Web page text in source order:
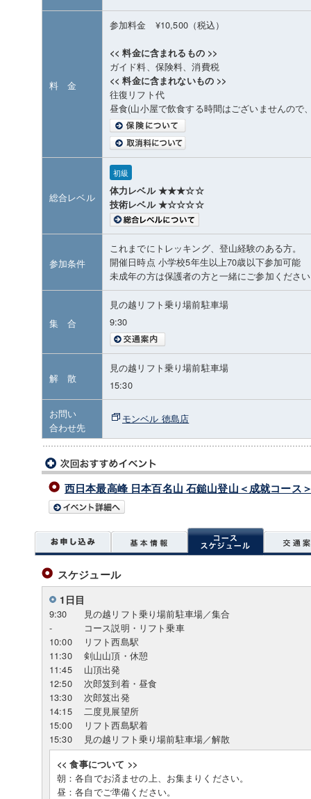
料 金
参加料金 ¥10,500（税込）
<< 料金に含まれるもの >>
ガイド料、保険料、消費税
<< 料金に含まれないもの >>
往復リフト代
昼食(山小屋で飲食する時間はございませんので
総合レベル
初級
体力レベル ★★★☆☆
技術レベル ★☆☆☆☆
参加条件
これまでにトレッキング、登山経験のある方。
開催日時点 小学校5年生以上70歳以下参加可能
未成年の方は保護者の方と一緒にご参加くださ
集 合
見の越リフト乗り場前駐車場
9:30
解 散
見の越リフト乗り場前駐車場
15:30
お問い
合わせ先
モンベル 徳島店
西日本最高峰 日本百名山 石鎚山登山＜成就コース
スケジュール
1日目
9:30
見の越リフト乗り場前駐車場／集合
-
コース説明・リフト乗車
10:00
リフト西島駅
11:30
剣山山頂・休憩
11:45
山頂出発
12:50
次郎笈到着・昼食
13:30
次郎笈出発
14:15
二度見展望所
15:00
リフト西島駅着
15:30
見の越リフト乗り場前駐車場／解散
<< 食事について >>
朝：各自でお済ませの上、お集まりください。
昼：各自でご準備ください。